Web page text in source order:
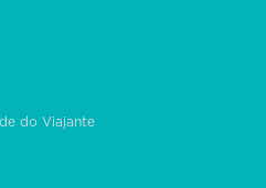
do Viajante